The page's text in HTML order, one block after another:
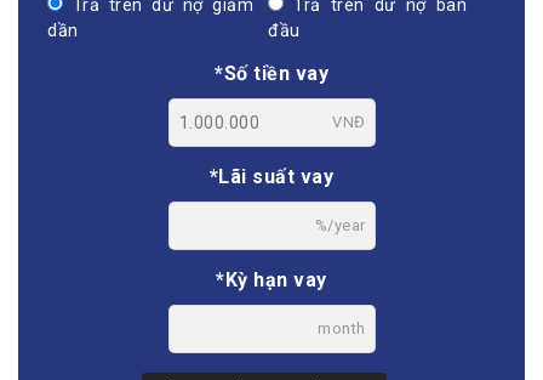
Trả trên dư nợ giảm
dần
Trả trên dư nợ ban
đầu
*Số tiền vay
VNĐ
*Lãi suất vay
%/year
*Kỳ hạn vay
month